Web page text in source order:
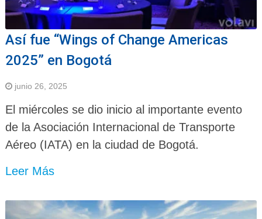
Así fue “Wings of Change Americas
2025” en Bogotá
junio 26, 2025
El miércoles se dio inicio al importante evento
de la Asociación Internacional de Transporte
Aéreo (IATA) en la ciudad de Bogotá.
Leer Más